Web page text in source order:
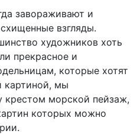
завораживают и
взгляды.
художников хоть
прекрасное и
которые хотят
картиной, мы
морской пейзаж,
которых можно